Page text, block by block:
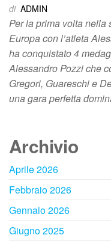
di ADMIN
Per la prima volta nella
Europa con l’atleta
ha conquistato 4
Alessandro Pozzi che
Gregori, Guareschi e
una gara perfetta
Archivio
Aprile 2026
Febbraio 2026
Gennaio 2026
Giugno 2025